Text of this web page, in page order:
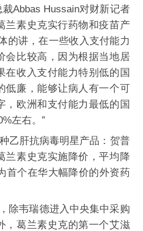
Abbas Hussain对财新记者
兰素史克实行药物和疫苗产
的讲，在一些收入支付能力
会比较高，因为根据当地居
在收入支付能力特别低的国
低廉，能够让病人有一个可
，欧洲和支付能力最低的国
左右。”
肝抗病毒明星产品：贺普
兰素史克实施降价，平均降
首个在华大幅降价的外资药
韦瑞德进入中央集中采购
，葛兰素史克的第一个艾滋